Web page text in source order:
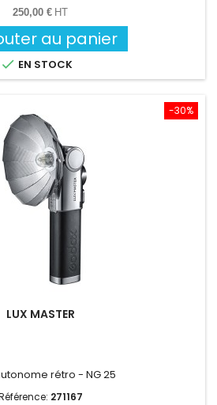
base
250,00 € HT
au panier
 EN STOCK
-30%
LUX MASTER
rétro - NG 25
271167